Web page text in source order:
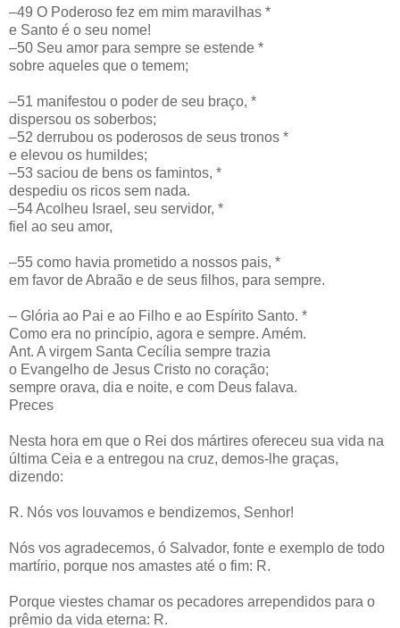
–49 O Poderoso fez em mim maravilhas *
e Santo é o seu nome!
–50 Seu amor para sempre se estende *
sobre aqueles que o temem;
–51 manifestou o poder de seu braço, *
dispersou os soberbos;
–52 derrubou os poderosos de seus tronos *
e elevou os humildes;
–53 saciou de bens os famintos, *
despediu os ricos sem nada.
–54 Acolheu Israel, seu servidor, *
fiel ao seu amor,
–55 como havia prometido a nossos pais, *
em favor de Abraão e de seus filhos, para sempre.
– Glória ao Pai e ao Filho e ao Espírito Santo. *
Como era no princípio, agora e sempre. Amém.
Ant. A virgem Santa Cecília sempre trazia
o Evangelho de Jesus Cristo no coração;
sempre orava, dia e noite, e com Deus falava.
Preces
Nesta hora em que o Rei dos mártires ofereceu sua vida na
última Ceia e a entregou na cruz, demos-lhe graças,
dizendo:
R. Nós vos louvamos e bendizemos, Senhor!
Nós vos agradecemos, ó Salvador, fonte e exemplo de todo
martírio, porque nos amastes até o fim: R.
Porque viestes chamar os pecadores arrependidos para o
prêmio da vida eterna: R.